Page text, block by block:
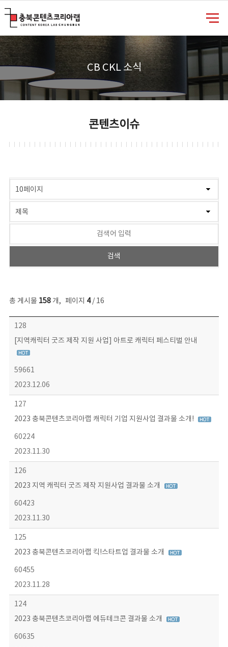
CB CKL 소식
콘텐츠이슈
총 게시물 158개, 페이지 4/ 16
콘텐츠이슈 목록 - 번호, 제목, 작성자, 파일, 조회수, 작성일 정보 제공
128
[지역캐릭터 굿즈 제작 지원 사업] 아트로 캐릭터 페스티벌 안내
59661
2023.12.06
127
2023 충북콘텐츠코리아랩 캐릭터 기업 지원사업 결과물 소개!
60224
2023.11.30
126
2023 지역 캐릭터 굿즈 제작 지원사업 결과물 소개
60423
2023.11.30
125
2023 충북콘텐츠코리아랩 킥!스타트업 결과물 소개
60455
2023.11.28
124
2023 충북콘텐츠코리아랩 에듀테크콘 결과물 소개
60635